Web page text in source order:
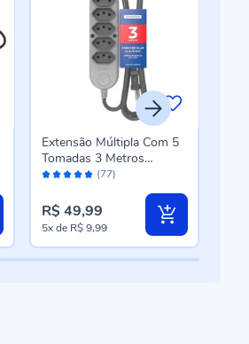
Avaliação: (77)
Extensão Múltipla Com 5
Tomadas 3 Metros
Tramontina - Cinza
R$ 49,99
5xde R$ 9,99